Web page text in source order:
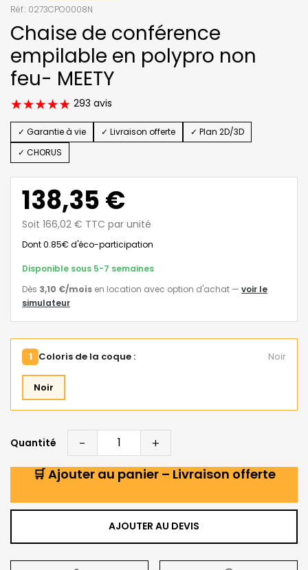
Réf.: 0273CPO0008N
Chaise de conférence
empilable en polypro non
feu- MEETY
293 avis
✓ Garantie à vie ✓ Livraison offerte
✓ Plan 2D/3D
✓ CHORUS
138,35 €
Soit 166,02 € TTC par unité
Dont 0.85€ d'éco-participation
Disponible sous 5-7 semaines
Dès 3,10 €/mois en location avec option d'achat — voir le
simulateur
1 Coloris de la coque : Noir
Noir
Quantité -
+
🛒 Ajouter au panier – Livraison offerte
AJOUTER AU DEVIS